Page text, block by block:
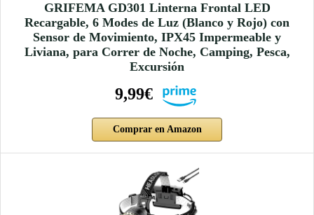
GRIFEMA GD301 Linterna Frontal LED
Recargable, 6 Modes de Luz (Blanco y Rojo) con
Sensor de Movimiento, IPX45 Impermeable y
Liviana, para Correr de Noche, Camping, Pesca,
Excursión
9,99€
Comprar en Amazon